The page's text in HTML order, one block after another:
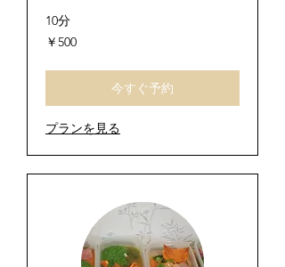
10分
500
円
￥500
今すぐ予約
プランを見る